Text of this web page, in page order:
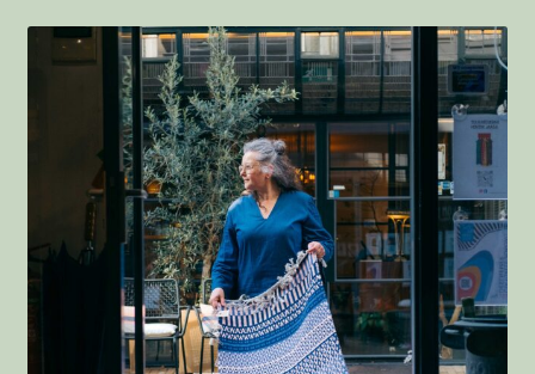
Webshop
Winkelwagen
Afrekenen
Bedankt
Wie is Jolanda
Privacystatement